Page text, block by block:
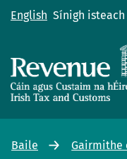
English Sínigh
Baile Gairmithe